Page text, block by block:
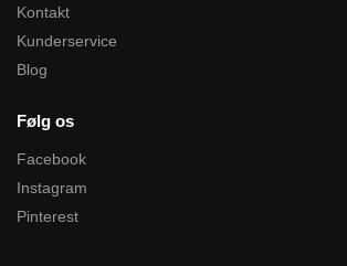
Kontakt
Kunderservice
Blog
Følg os
Facebook
Instagram
Pinterest